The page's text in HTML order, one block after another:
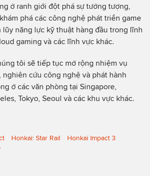
ở ranh giới đột phá sự tưởng tượng,
phá các công nghệ phát triển game
năng lực kỹ thuật hàng đầu trong lĩnh
gaming và các lĩnh vực khác.
tôi sẽ tiếp tục mở rộng nhiệm vụ
nghiên cứu công nghệ và phát hành
ở các văn phòng tại Singapore,
Tokyo, Seoul và các khu vực khác.
Honkai: Star Rail
Honkai Impact 3